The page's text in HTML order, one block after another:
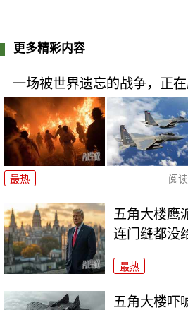
更多精彩内容
一场被世界遗忘的战争，正
最热 阅读
五角大楼鹰
连门缝都没
最热
五角大楼吓